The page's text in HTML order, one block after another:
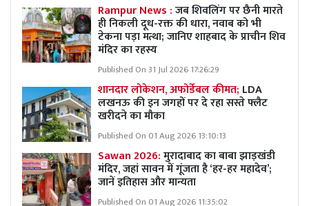
Rampur News :जब शिवलिंग पर छैनी मारते
ही निकली दूध-रक्त की धारा, नवाब को भी
टेकना पड़ा मत्था; जानिए शाहबाद के प्राचीन शिव
मंदिर का रहस्य
Published On 31 Jul 2026 17:26:29
शानदार लोकेशन, अफोर्डेबल कीमत; LDA
लखनऊ की इन जगहों पर दे रहा सस्ते फ्लैट
खरीदने का मौका
Published On 01 Aug 2026 13:10:13
Sawan 2026:मुरादाबाद का बाबा झाड़खंडी
मंदिर, जहां सावन में गूंजता है ‘हर-हर महादेव’;
जानें इतिहास और मान्यता
Published On 01 Aug 2026 11:35:02